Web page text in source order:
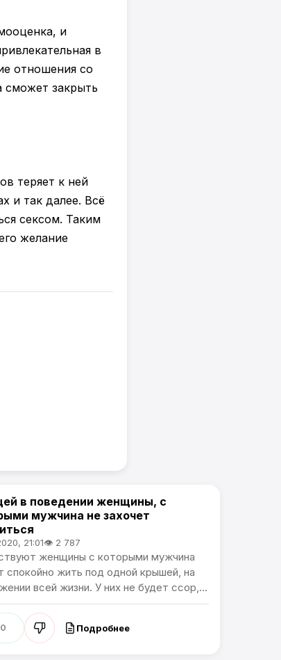
и
в
отношения со
сможет закрыть
теряет к ней
и так далее. Всё
сексом. Таким
желание
в поведении женщины, с
мужчина не захочет
21:01👁 2 787
женщины с которыми мужчина
спокойно жить под одной крышей, на
всей жизни. У них не будет ссор,...
0 Подробнее